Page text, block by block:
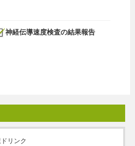
神経伝導速度検査の結果報告
リンク